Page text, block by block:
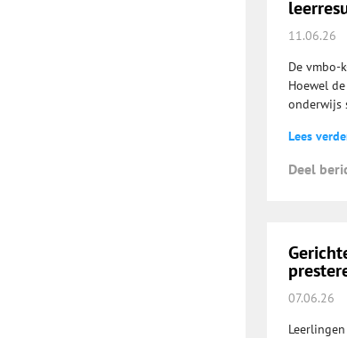
11.06.26
De vmbo-
Hoewel
onderwijs
Lees
Deel
07.06.26